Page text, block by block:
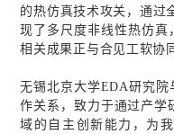
的热仿真技术攻关，通过
现了多尺度非线性热仿真
相关成果正与合见工软协
无锡北京大学EDA研究院
作关系，致力于通过产学
域的自主创新能力，为